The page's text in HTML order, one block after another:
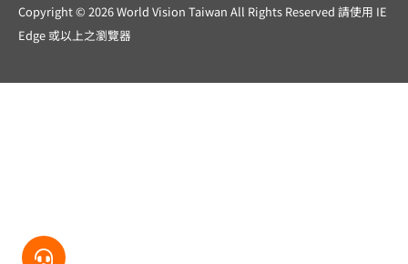
Copyright © 2026 World Vision Taiwan All Rights Reserved 請使用 IE
Edge 或以上之瀏覽器